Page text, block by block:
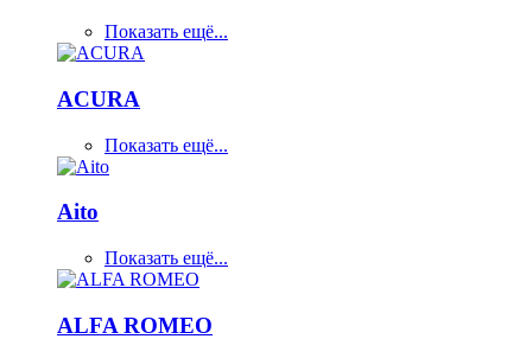
Показать ещё...
ACURA
Показать ещё...
Aito
Показать ещё...
ALFA ROMEO